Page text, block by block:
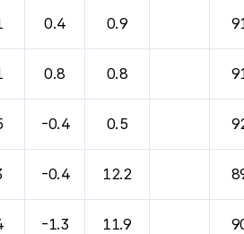
0.4 0.9
0.8 0.8
-0.4 0.5
-0.4 12.2
-1.3 11.9